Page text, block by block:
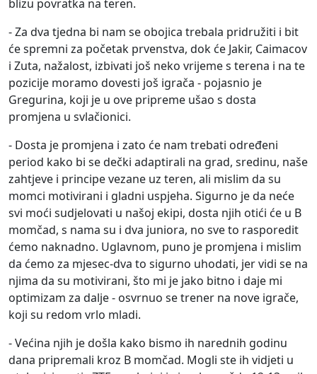
blizu povratka na teren.
- Za dva tjedna bi nam se obojica trebala pridružiti i bit
će spremni za početak prvenstva, dok će Jakir, Caimacov
i Zuta, nažalost, izbivati još neko vrijeme s terena i na te
pozicije moramo dovesti još igrača - pojasnio je
Gregurina, koji je u ove pripreme ušao s dosta
promjena u svlačionici.
- Dosta je promjena i zato će nam trebati određeni
period kako bi se dečki adaptirali na grad, sredinu, naše
zahtjeve i principe vezane uz teren, ali mislim da su
momci motivirani i gladni uspjeha. Sigurno je da neće
svi moći sudjelovati u našoj ekipi, dosta njih otići će u B
momčad, s nama su i dva juniora, no sve to rasporedit
ćemo naknadno. Uglavnom, puno je promjena i mislim
da ćemo za mjesec-dva to sigurno uhodati, jer vidi se na
njima da su motivirani, što mi je jako bitno i daje mi
optimizam za dalje - osvrnuo se trener na nove igrače,
koji su redom vrlo mladi.
- Većina njih je došla kako bismo ih narednih godinu
dana pripremali kroz B momčad. Mogli ste ih vidjeti u